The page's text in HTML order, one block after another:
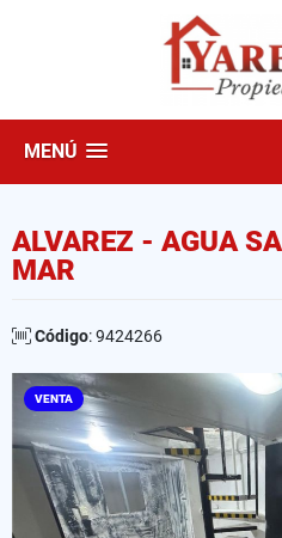
MENÚ
ALVAREZ - AGUA
MAR
Código: 9424266
VENTA